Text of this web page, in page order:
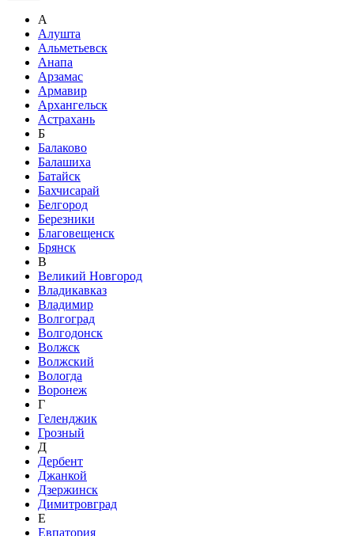
А
Алушта
Альметьевск
Анапа
Арзамас
Армавир
Архангельск
Астрахань
Б
Балаково
Балашиха
Батайск
Бахчисарай
Белгород
Березники
Благовещенск
Брянск
В
Великий Новгород
Владикавказ
Владимир
Волгоград
Волгодонск
Волжск
Волжский
Вологда
Воронеж
Г
Геленджик
Грозный
Д
Дербент
Джанкой
Дзержинск
Димитровград
Е
Евпатория